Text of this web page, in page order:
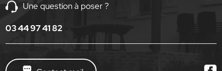
Une question à poser ?
03 44 97 41 82